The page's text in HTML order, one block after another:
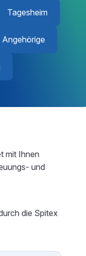
Tagesheim
mit Ihnen
und
die Spitex